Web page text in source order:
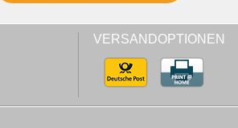
VERSANDOPTIONEN